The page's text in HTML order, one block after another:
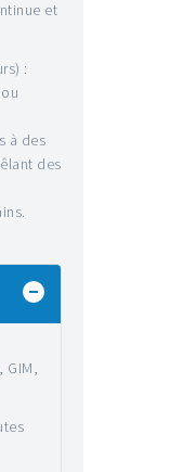
et
:
à des
des
GIM,